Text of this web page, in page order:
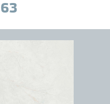
THƯ
63